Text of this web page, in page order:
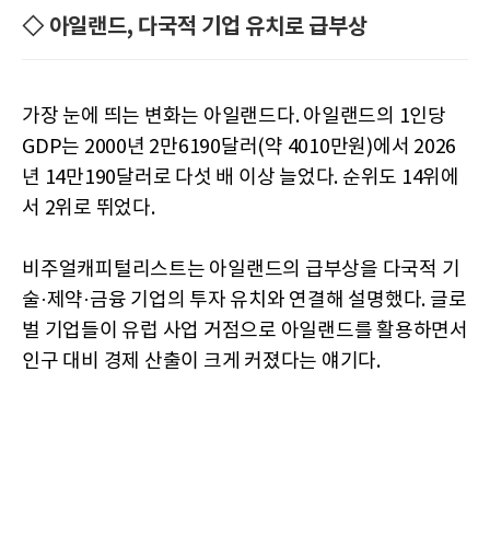
◇ 아일랜드, 다국적 기업 유치로 급부상
가장 눈에 띄는 변화는 아일랜드다. 아일랜드의 1인당
GDP는 2000년 2만6190달러(약 4010만원)에서 2026
년 14만190달러로 다섯 배 이상 늘었다. 순위도 14위에
서 2위로 뛰었다.
비주얼캐피털리스트는 아일랜드의 급부상을 다국적 기
술·제약·금융 기업의 투자 유치와 연결해 설명했다. 글로
벌 기업들이 유럽 사업 거점으로 아일랜드를 활용하면서
인구 대비 경제 산출이 크게 커졌다는 얘기다.